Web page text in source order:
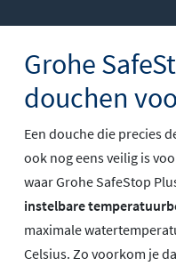
Grohe
douchen
Een douche die precies
ook nog eens veilig is
waar Grohe SafeStop
instelbare
maximale
Celsius. Zo voorkom je